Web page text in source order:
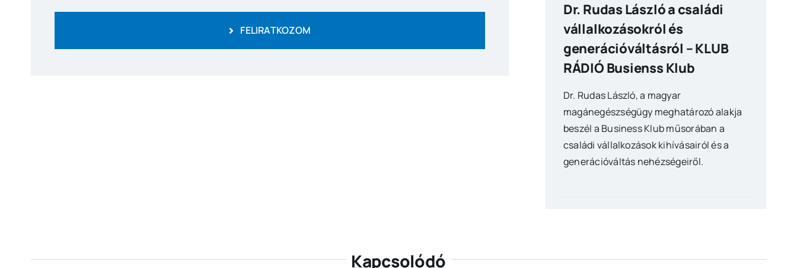
FELIRATKOZOM
Dr. Rudas László a családi
vállalkozásokról és
generációváltásról – KLUB
RÁDIÓ Busienss Klub
Dr. Rudas László, a magyar
magánegészségügy meghatározó alakja
beszél a Business Klub műsorában a
családi vállalkozások kihívásairól és a
generációváltás nehézségeiről.
Kapcsolódó